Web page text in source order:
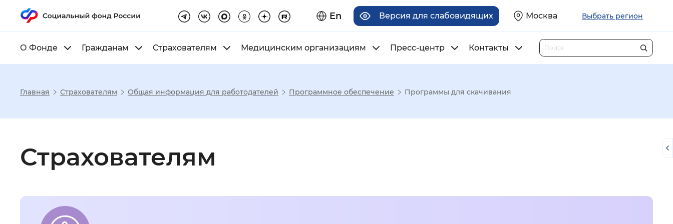
En Версия для слабовидящих Москва Выбрать регион
О Фонде Гражданам Страхователям Медицинским организациям Пресс-центр Контакты
Настройка режима отображения
Главная Страхователям Общая информация для работодателей Программное обеспечение Программы для скачивания
Страхователям